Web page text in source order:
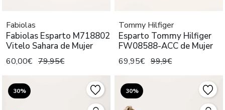
Fabiolas
Fabiolas Esparto M718802
Vitelo Sahara de Mujer
60,00€ 79,95€
Tommy Hilfiger
Esparto Tommy Hilfiger
FW08588-ACC de Mujer
69,95€ 99,9€
30% 30%